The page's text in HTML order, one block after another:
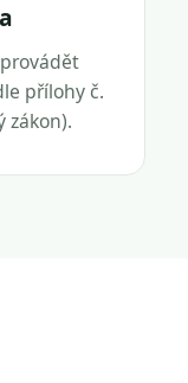
přílohy č.
zákon).